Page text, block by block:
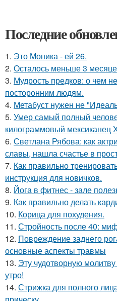
Последние
1. Это Моника - ей 26.
2. Осталось меньше 3
3. Мудрость предков: о чем
посторонним людям.
4. Метабуст нужен не
5. Умер самый полный
килограммовый мексиканец
6. Светлана Рябова: как
славы, нашла счастье в
7. Как правильно
инструкция для новичков.
8. Йога в фитнес - зале
9. Как правильно делать
10. Корица для похудения.
11. Стройность после 40:
12. Повреждение заднего
основные аспекты травмы
13. Эту чудотворную
утро!
14. Стрижка для полного